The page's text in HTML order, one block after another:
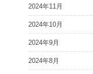
2024年11月
2024年10月
2024年9月
2024年8月